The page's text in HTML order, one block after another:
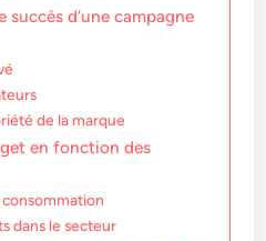
succès d’une campagne
de la marque
en fonction des
dans le secteur